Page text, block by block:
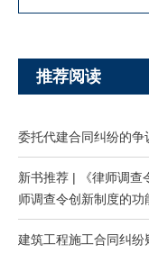
推荐阅读
委托代建合同纠纷的争
新书推荐 | 《律师调查
师调查令创新制度的功
建筑工程施工合同纠